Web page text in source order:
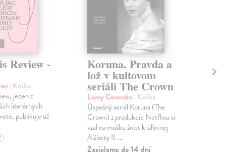
Review -
| Kniha
jeden z
literárnych
publikuje už
Koruna. Pravda a
lož v kultovom
seriáli The Crown
Lamy Corentin | Kniha
Úspešný seriál Koruna (The
Crown) z produkcie Netflixu si
vzal na mušku život kráľovnej
Alžbety II. ...
Zasielame do 14 dní